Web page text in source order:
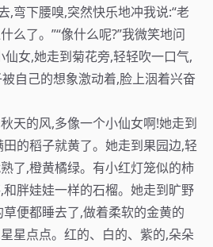
,弯下腰嗅,突然快乐地冲我说:“老
么了。”“像什么呢?”我微笑地问
仙女,她走到菊花旁,轻轻吹一口气,
自己的想象激动着,脸上洇着兴奋
天的风,多像一个小仙女啊!她走到
的稻子就黄了。她走到果园边,轻
了,橙黄橘绿。有小红灯笼似的柿
胖娃娃一样的石榴。她走到旷野
便都睡去了,做着柔软的金黄的
星点点。红的、白的、紫的,朵朵